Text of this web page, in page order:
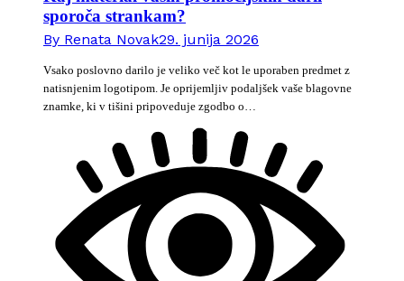
sporoča strankam?
By Renata Novak29. junija 2026
Vsako poslovno darilo je veliko več kot le uporaben predmet z
natisnjenim logotipom. Je oprijemljiv podaljšek vaše blagovne
znamke, ki v tišini pripoveduje zgodbo o…